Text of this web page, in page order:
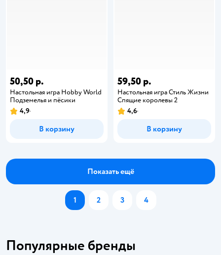
50,50 р.
Настольная игра Hobby World
Подземелья и пёсики
4,9
В корзину
59,50 р.
Настольная игра Стиль Жизни
Спящие королевы 2
4,6
В корзину
Показать ещё
1 2 3 4
Популярные бренды